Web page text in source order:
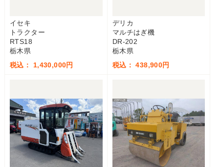
イセキ
トラクター
RTS18
栃木県
税込： 1,430,000円
デリカ
マルチはぎ機
DR-202
栃木県
税込： 438,900円